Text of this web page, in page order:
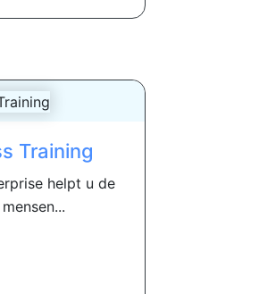
Training
helpt u de